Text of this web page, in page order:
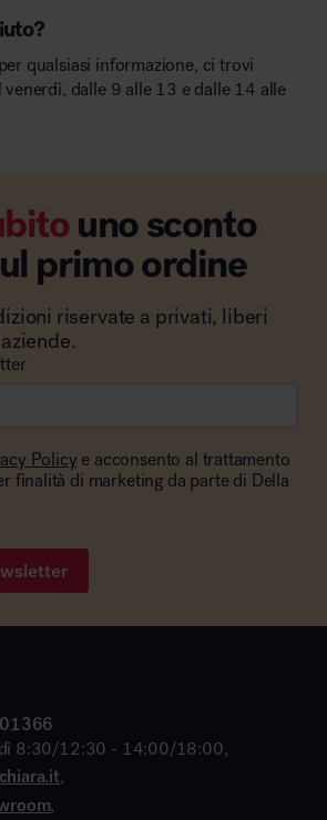
qualsiasi informazione, ci trovi
dalle 9 alle 13 e dalle 14 alle
uno sconto
primo ordine
riservate a privati, liberi
Policy e acconsento al trattamento
finalità di marketing da parte di Della
8:30/12:30 - 14:00/18:00,
,
,